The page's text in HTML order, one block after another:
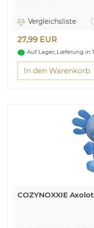
Vergleichsliste
27,99 EUR
Auf Lager, Lieferung in
In den Warenkorb
COZYNOXXIE